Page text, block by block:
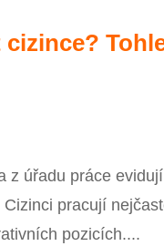
z úřadu práce
pracují
pozicích....